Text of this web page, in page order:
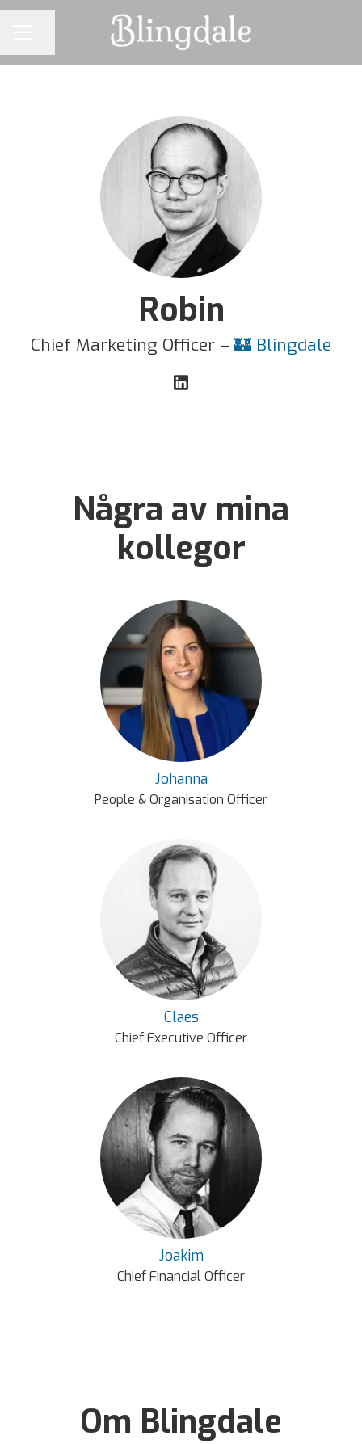
Robin
Chief Marketing Officer – 🏰 Blingdale
Några av mina
kollegor
Johanna
People & Organisation Officer
Claes
Chief Executive Officer
Joakim
Chief Financial Officer
Om Blingdale